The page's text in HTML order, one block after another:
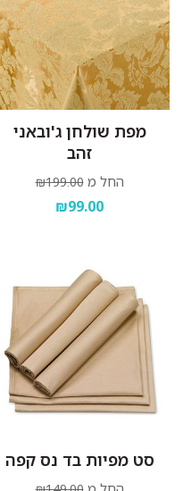
מפת שולחן ג'ובאני
זהב
החל מ ₪199.00
₪99.00
סט מפיות בד נס קפה